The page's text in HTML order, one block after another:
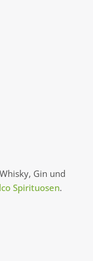
Gin und
Spirituosen.